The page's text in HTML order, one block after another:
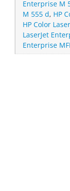
Enterprise M
M 555 d, HP
HP Color
LaserJet
Enterprise